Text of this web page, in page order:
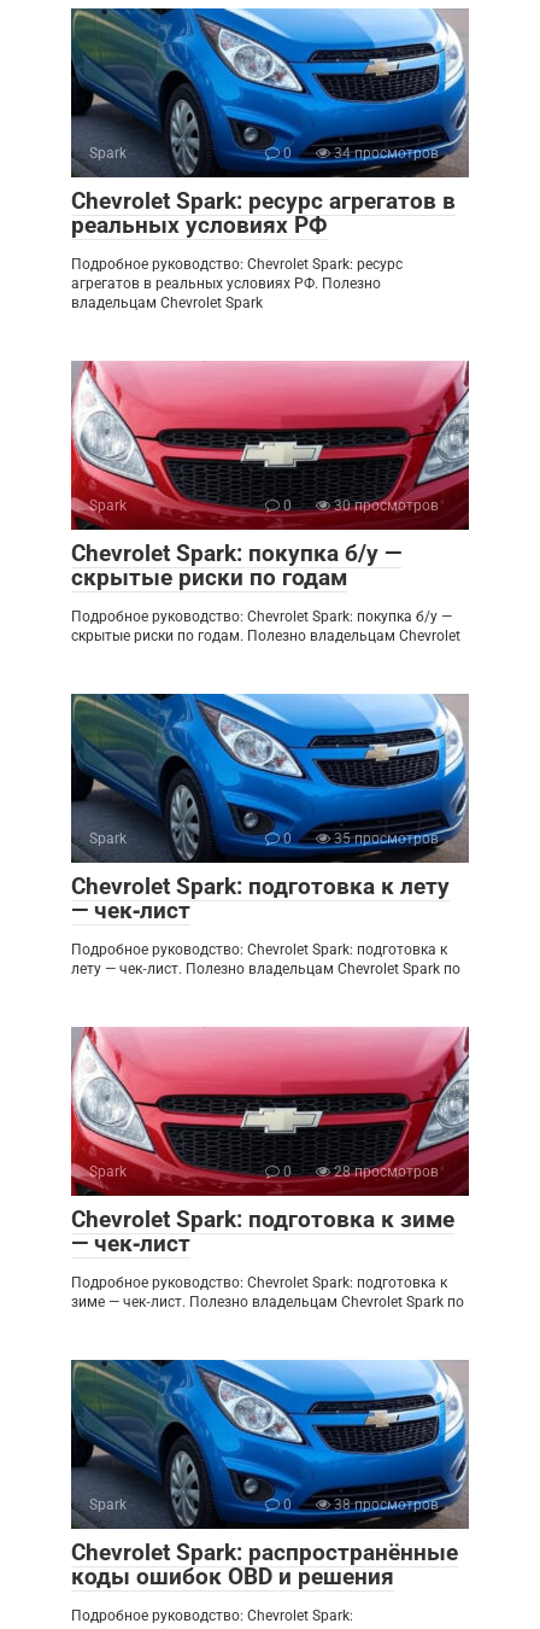
Spark 0 34 просмотров
Chevrolet Spark: ресурс агрегатов в
реальных условиях РФ
Подробное руководство: Chevrolet Spark: ресурс
агрегатов в реальных условиях РФ. Полезно
владельцам Chevrolet Spark
Spark 0 30 просмотров
Chevrolet Spark: покупка б/у —
скрытые риски по годам
Подробное руководство: Chevrolet Spark: покупка б/у —
скрытые риски по годам. Полезно владельцам Chevrolet
Spark 0 35 просмотров
Chevrolet Spark: подготовка к лету
— чек‑лист
Подробное руководство: Chevrolet Spark: подготовка к
лету — чек‑лист. Полезно владельцам Chevrolet Spark по
Spark 0 28 просмотров
Chevrolet Spark: подготовка к зиме
— чек‑лист
Подробное руководство: Chevrolet Spark: подготовка к
зиме — чек‑лист. Полезно владельцам Chevrolet Spark по
Spark 0 38 просмотров
Chevrolet Spark: распространённые
коды ошибок OBD и решения
Подробное руководство: Chevrolet Spark: